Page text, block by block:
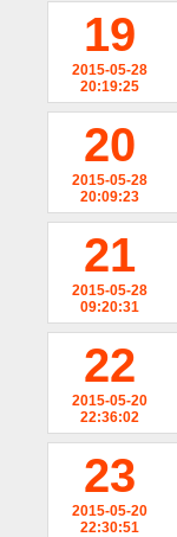
19
2015-05-28
20:19:25
20
2015-05-28
20:09:23
21
2015-05-28
09:20:31
22
2015-05-20
22:36:02
23
2015-05-20
22:30:51